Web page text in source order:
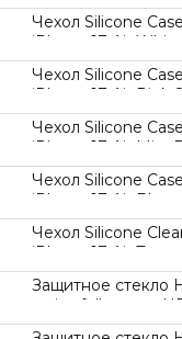
Чехол Silicone
iPhone 17 Air White
Чехол Silicone
iPhone 17 Air Pink
Чехол Silicone
iPhone 17 Air Mist
Чехол Silicone
iPhone 17 Air Blue
Чехол Silicone
iPhone 17 Air
Защитное стекло
series full screen
iP17 Air (G14) Black